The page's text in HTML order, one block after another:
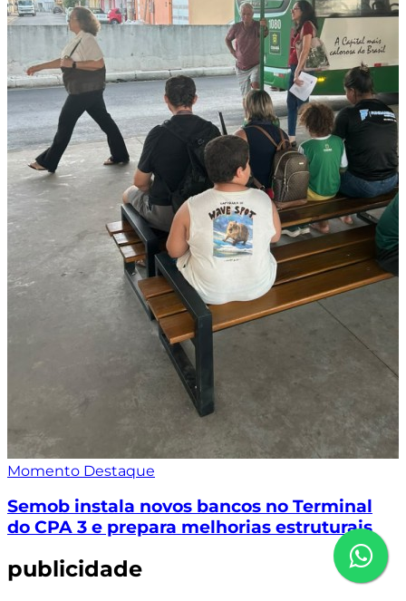
Momento Destaque
Semob instala novos bancos no Terminal
do CPA 3 e prepara melhorias estruturais
publicidade